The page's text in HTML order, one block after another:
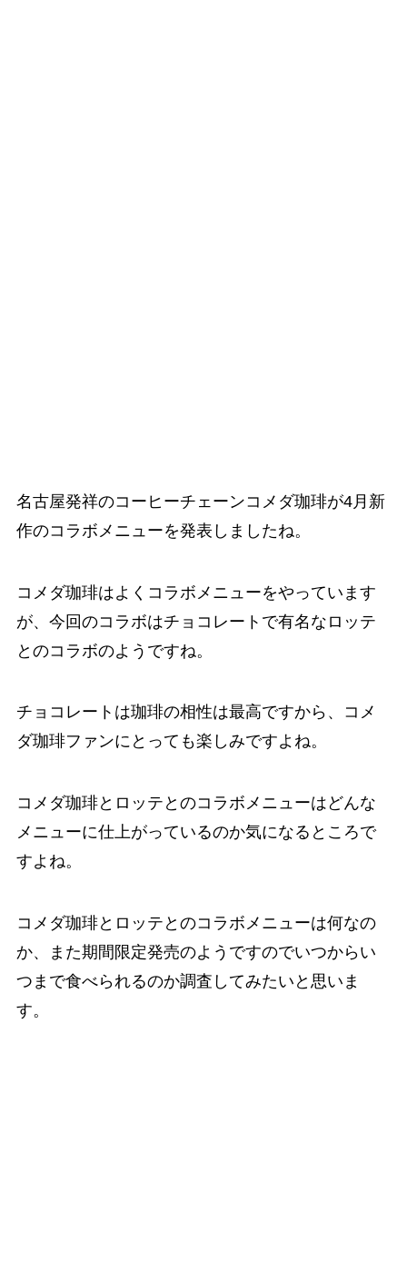
名古屋発祥のコーヒーチェーンコメダ珈琲が4月新
作のコラボメニューを発表しましたね。
コメダ珈琲はよくコラボメニューをやっています
が、今回のコラボはチョコレートで有名なロッテ
とのコラボのようですね。
チョコレートは珈琲の相性は最高ですから、コメ
ダ珈琲ファンにとっても楽しみですよね。
コメダ珈琲とロッテとのコラボメニューはどんな
メニューに仕上がっているのか気になるところで
すよね。
コメダ珈琲とロッテとのコラボメニューは何なの
か、また期間限定発売のようですのでいつからい
つまで食べられるのか調査してみたいと思いま
す。